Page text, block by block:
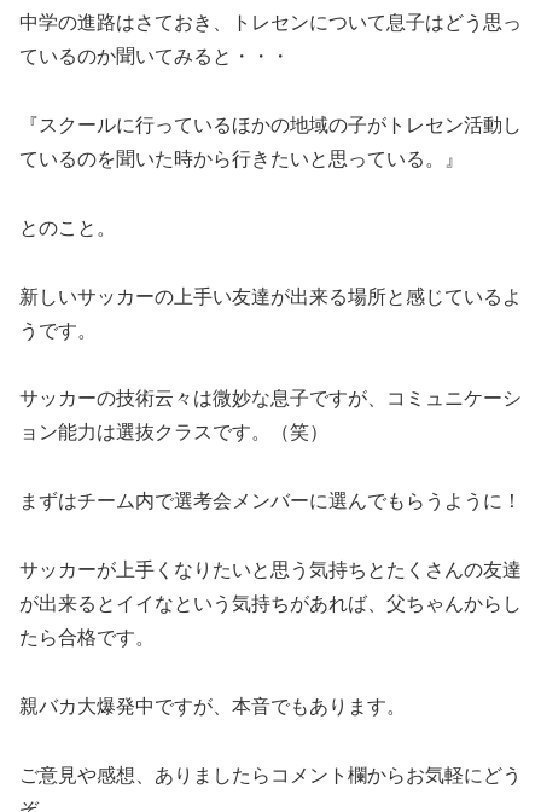
中学の進路はさておき、トレセンについて息子はどう思っ
ているのか聞いてみると・・・
『スクールに行っているほかの地域の子がトレセン活動し
ているのを聞いた時から行きたいと思っている。』
とのこと。
新しいサッカーの上手い友達が出来る場所と感じているよ
うです。
サッカーの技術云々は微妙な息子ですが、コミュニケーシ
ョン能力は選抜クラスです。（笑）
まずはチーム内で選考会メンバーに選んでもらうように！
サッカーが上手くなりたいと思う気持ちとたくさんの友達
が出来るとイイなという気持ちがあれば、父ちゃんからし
たら合格です。
親バカ大爆発中ですが、本音でもあります。
ご意見や感想、ありましたらコメント欄からお気軽にどう